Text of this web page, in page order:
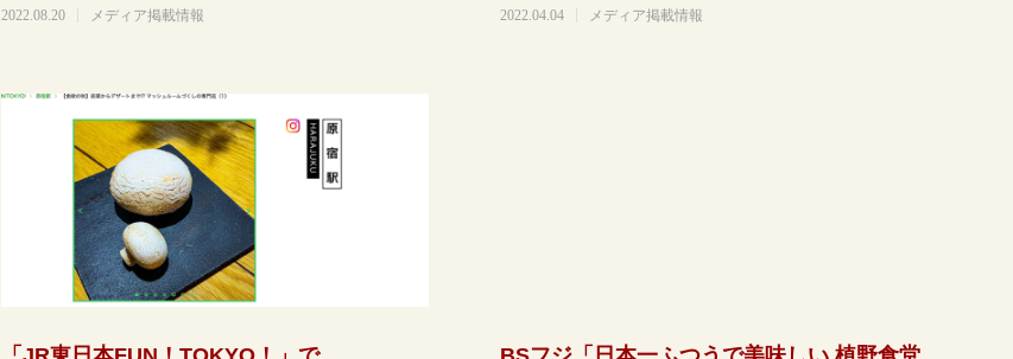
2022.08.20 メディア掲載情報 た🍄とても素敵な感じです。
2022.04.04 メディア掲載情報